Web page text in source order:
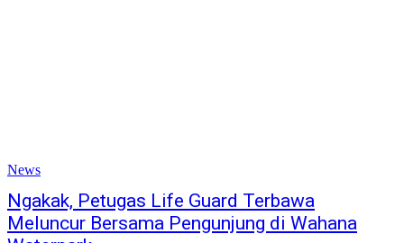
News
Ngakak, Petugas Life Guard Terbawa
Meluncur Bersama Pengunjung di Wahana